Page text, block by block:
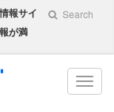
報サイ
が満
Search